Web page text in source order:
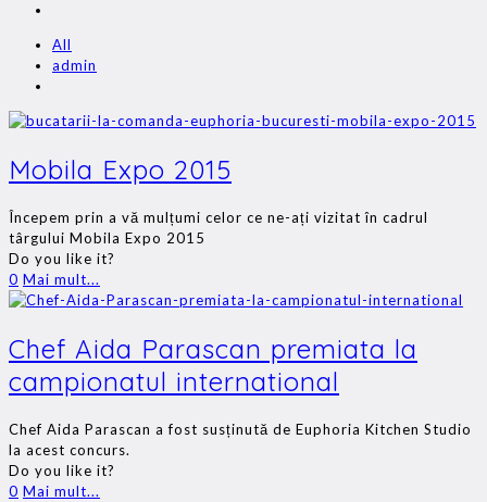
All
admin
Mobila Expo 2015
Începem prin a vă mulțumi celor ce ne-ați vizitat în cadrul
târgului Mobila Expo 2015
Do you like it?
0 Mai mult...
Chef Aida Parascan premiata la
campionatul international
Chef Aida Parascan a fost susținută de Euphoria Kitchen Studio
la acest concurs.
Do you like it?
0 Mai mult...